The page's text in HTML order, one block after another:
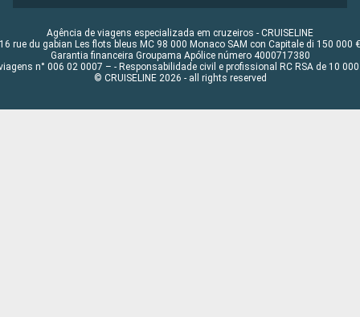
Agência de viagens especializada em cruzeiros - CRUISELINE
16 rue du gabian Les flots bleus MC 98 000 Monaco SAM con Capitale di 150 000 €
Garantia financeira Groupama Apólice número 4000717380
n° 006 02 0007 – - Responsabilidade civil e profissional RC RSA de 10 000
© CRUISELINE 2026 - all rights reserved